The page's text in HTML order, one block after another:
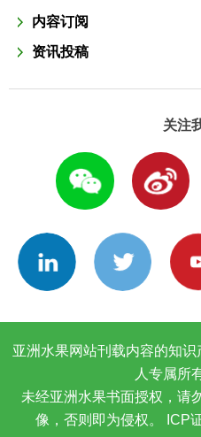
内容订阅
资讯投稿
关注
亚洲水果网站刊载内容的知
人专属所
未经亚洲水果书面授权，请
像，否则即为侵权。
ICP